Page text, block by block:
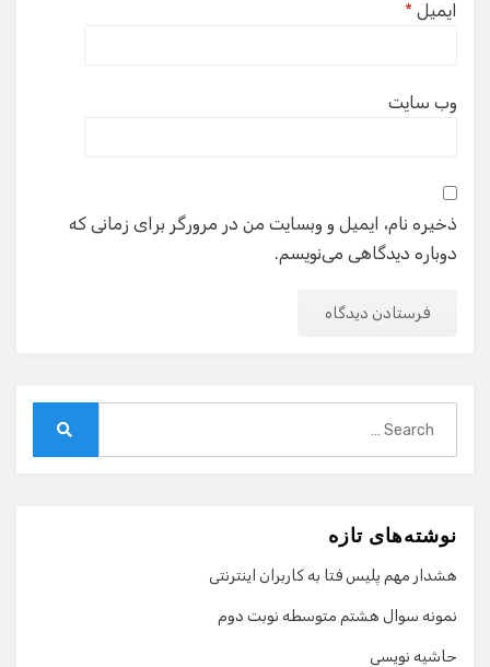
ایمیل *
وب‌ سایت
ذخیره نام، ایمیل و وبسایت من در مرورگر برای زمانی که
دوباره دیدگاهی می‌نویسم.
نوشته‌های تازه
هشدار مهم پلیس فتا به کاربران اینترنتی
نمونه سوال هشتم متوسطه نوبت دوم
حاشیه نویسی